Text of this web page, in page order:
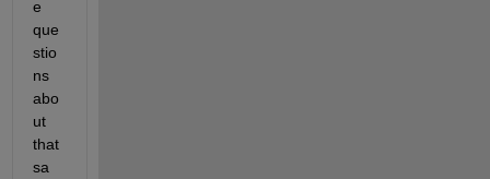
e
que
stio
ns
abo
ut
that
sa